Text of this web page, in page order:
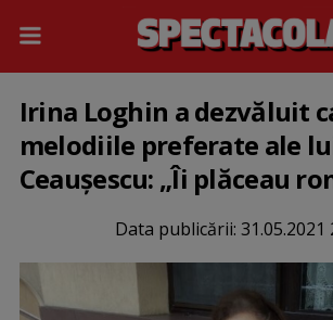
Irina Loghin a dezvăluit
melodiile preferate ale
Ceaușescu: „Îi plăceau
Data publicării: 31.05.2021